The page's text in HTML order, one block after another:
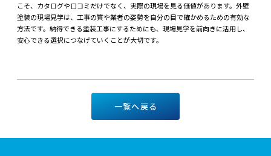
こそ、カタログや口コミだけでなく、実際の現場を見る価値があります。外壁
塗装の現場見学は、工事の質や業者の姿勢を自分の目で確かめるための有効な
方法です。納得できる塗装工事にするためにも、現場見学を前向きに活用し、
安心できる選択につなげていくことが大切です。
一覧へ戻る